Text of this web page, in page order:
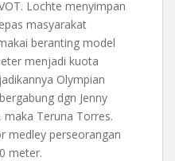
Lochte menyimpan
masyarakat
beranting model
menjadi kuota
Olympian
dgn Jenny
Teruna Torres.
medley perseorangan
meter.